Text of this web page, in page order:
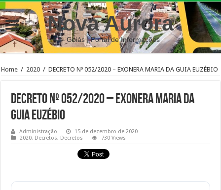
Nova Aurora
– Goiás | Portal de Informações
Home / 2020 / DECRETO Nº 052/2020 – EXONERA MARIA DA GUIA EUZÉBIO
DECRETO Nº 052/2020 – EXONERA MARIA DA
GUIA EUZÉBIO
Administração
15 de dezembro de 2020
2020, Decretos, Decretos 730 Views